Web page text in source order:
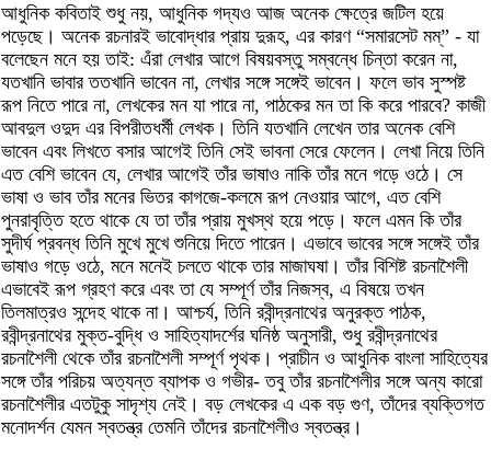
আধুনিক কবিতাই শুধু নয়, আধুনিক গদ্যও আজ অনেক ক্ষেত্রে জটিল হয়ে
পড়েছে। অনেক রচনারই ভাবোদ্ধার প্রায় দুরূহ, এর কারণ “সমারসেট মম্” - যা
বলেছেন মনে হয় তাই: এঁরা লেখার আগে বিষয়বস্তু সম্বন্ধে চিন্তা করেন না,
যতখানি ভাবার ততখানি ভাবেন না, লেখার সঙ্গে সঙ্গেই ভাবেন। ফলে ভাব সুস্পষ্ট
রূপ নিতে পারে না, লেখকের মন যা পারে না, পাঠকের মন তা কি করে পারবে? কাজী
আবদুল ওদুদ এর বিপরীতধর্মী লেখক। তিনি যতখানি লেখেন তার অনেক বেশি
ভাবেন এবং লিখতে বসার আগেই তিনি সেই ভাবনা সেরে ফেলেন। লেখা নিয়ে তিনি
এত বেশি ভাবেন যে, লেখার আগেই তাঁর ভাষাও নাকি তাঁর মনে গড়ে ওঠে। সে
ভাষা ও ভাব তাঁর মনের ভিতর কাগজে-কলমে রূপ নেওয়ার আগে, এত বেশি
পুনরাবৃত্তি হতে থাকে যে তা তাঁর প্রায় মুখস্থ হয়ে পড়ে। ফলে এমন কি তাঁর
সুদীর্ঘ প্রবন্ধ তিনি মুখে মুখে শুনিয়ে দিতে পারেন। এভাবে ভাবের সঙ্গে সঙ্গেই তাঁর
ভাষাও গড়ে ওঠে, মনে মনেই চলতে থাকে তার মাজাঘষা। তাঁর বিশিষ্ট রচনাশৈলী
এভাবেই রূপ গ্রহণ করে এবং তা যে সম্পূর্ণ তাঁর নিজস্ব, এ বিষয়ে তখন
তিলমাত্রও সন্দেহ থাকে না। আশ্চর্য, তিনি রবীন্দ্রনাথের অনুরক্ত পাঠক,
রবীন্দ্রনাথের মুক্ত-বুদ্ধি ও সাহিত্যাদর্শের ঘনিষ্ঠ অনুসারী, শুধু রবীন্দ্রনাথের
রচনাশৈলী থেকে তাঁর রচনাশৈলী সম্পূর্ণ পৃথক। প্রাচীন ও আধুনিক বাংলা সাহিত্যের
সঙ্গে তাঁর পরিচয় অত্যন্ত ব্যাপক ও গভীর- তবু তাঁর রচনাশৈলীর সঙ্গে অন্য কারো
রচনাশৈলীর এতটুকু সাদৃশ্য নেই। বড় লেখকের এ এক বড় গুণ, তাঁদের ব্যক্তিগত
মনোদর্শন যেমন স্বতন্ত্র তেমনি তাঁদের রচনাশৈলীও স্বতন্ত্র।